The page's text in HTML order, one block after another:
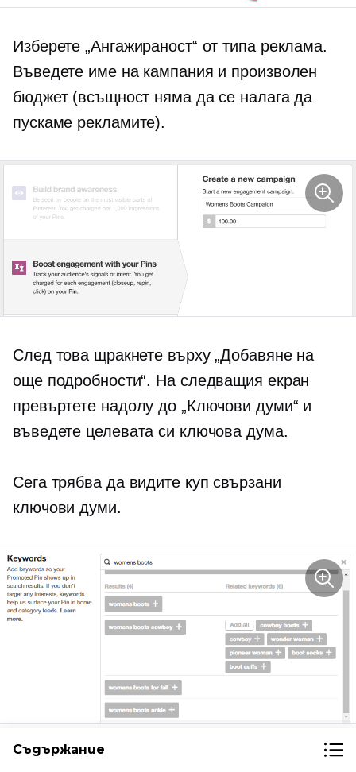
Изберете „Ангажираност“ от типа реклама.
Въведете име на кампания и произволен
бюджет (всъщност няма да се налага да
пускаме рекламите).
След това щракнете върху „Добавяне на
още подробности“. На следващия екран
превъртете надолу до „Ключови думи“ и
въведете целевата си ключова дума.
Сега трябва да видите куп свързани
ключови думи.
Направете това за различни варианти на
Съдържание